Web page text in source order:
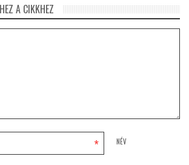
A CIKKHEZ
NÉV
*